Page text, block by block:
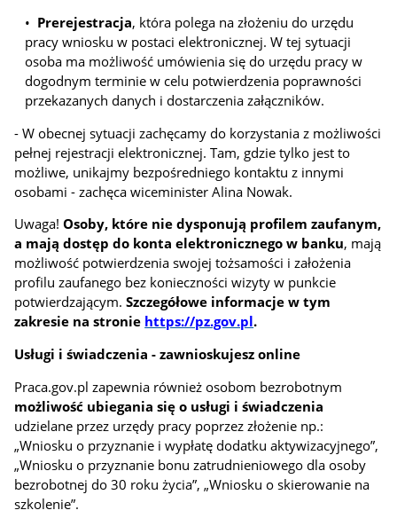
• Prerejestracja, która polega na złożeniu do urzędu
pracy wniosku w postaci elektronicznej. W tej sytuacji
osoba ma możliwość umówienia się do urzędu pracy w
dogodnym terminie w celu potwierdzenia poprawności
przekazanych danych i dostarczenia załączników.
- W obecnej sytuacji zachęcamy do korzystania z możliwości
pełnej rejestracji elektronicznej. Tam, gdzie tylko jest to
możliwe, unikajmy bezpośredniego kontaktu z innymi
osobami - zachęca wiceminister Alina Nowak.
Uwaga!Osoby, które nie dysponują profilem zaufanym,
a mają dostęp do konta elektronicznego w banku, mają
możliwość potwierdzenia swojej tożsamości i założenia
profilu zaufanego bez konieczności wizyty w punkcie
potwierdzającym.Szczegółowe informacje w tym
zakresie na stronie https://pz.gov.pl.
Usługi i świadczenia - zawnioskujesz online
Praca.gov.pl zapewnia również osobom bezrobotnym
możliwość ubiegania się o usługi i świadczenia
udzielane przez urzędy pracy poprzez złożenie np.:
„Wniosku o przyznanie i wypłatę dodatku aktywizacyjnego”,
„Wniosku o przyznanie bonu zatrudnieniowego dla osoby
bezrobotnej do 30 roku życia”, „Wniosku o skierowanie na
szkolenie”.